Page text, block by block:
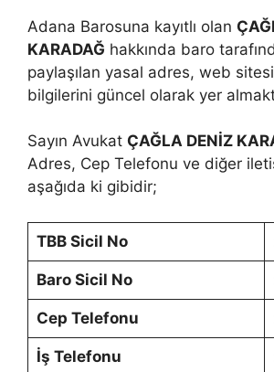
Adana Barosuna kayıtlı olan
KARADAĞ hakkında baro
paylaşılan yasal adres, web
bilgilerini güncel olarak yer
Sayın Avukat ÇAĞLA DENİZ
Adres, Cep Telefonu ve diğer
aşağıda ki gibidir;
TBB Sicil No
Baro Sicil No
Cep Telefonu
İş Telefonu